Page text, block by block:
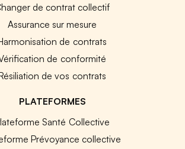
de contrat collectif
Assurance sur mesure
de contrats
de conformité
de vos contrats
PLATEFORMES
Santé Collective
Prévoyance collective